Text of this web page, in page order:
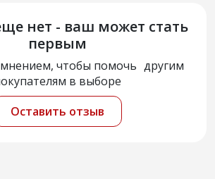
нет - ваш может стать
первым
чтобы помочь другим
в выборе
Оставить отзыв